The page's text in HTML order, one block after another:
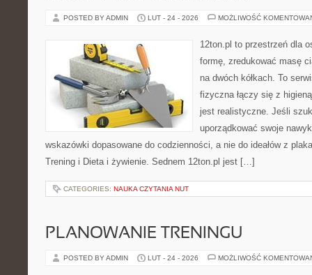
POSTED BY ADMIN LUT - 24 - 2026 MOŻLIWOŚĆ
12ton.pl to przestrzeń dla
formę, zredukować masę
na dwóch kółkach. To
fizyczna łączy się z
jest realistyczne. Jeśli
uporządkować swoje
wskazówki dopasowane do codzienności, a nie do ideałów z
Trening i Dieta i żywienie. Sednem 12ton.pl jest […]
CATEGORIES: NAUKA CZYTANIA NUT
PLANOWANIE TRENINGU
POSTED BY ADMIN LUT - 24 - 2026 MOŻLIWOŚĆ